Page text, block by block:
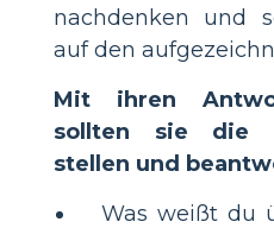
nachdenken und
auf den
Mit ihren
sollten sie die
stellen und
Was weißt du